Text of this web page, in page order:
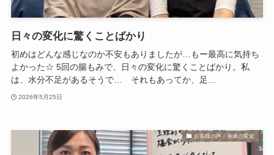
日々の変化に驚くことばかり
初めはどんな感じなのか不安もありましたが…もー最高に気持ち
よかった☆ 5回の腸もみで、日々の変化に驚くことばかり。私
は、水分不足があるそうで… それもあってか、足…
2026年5月25日
お客様の声：身体の変化